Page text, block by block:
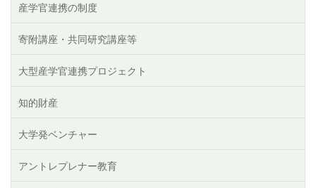
産学官連携の制度
寄附講座・共同研究講座等
大型産学官連携プロジェクト
知的財産
大学発ベンチャー
アントレプレナー教育